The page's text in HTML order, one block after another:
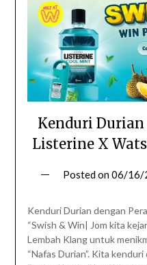
Kenduri Durian
Listerine X
Posted on06/16/
Kenduri Durian dengan
“Swish & Win| Jom kita
Lembah Klang untuk
“Nafas Durian”. Kita